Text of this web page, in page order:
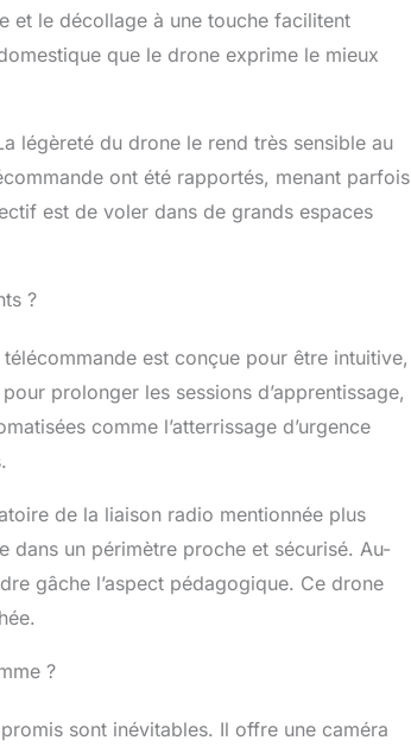
et le décollage à une touche facilitent
que le drone exprime le mieux
légèreté du drone le rend très sensible au
ont été rapportés, menant parfois
est de voler dans de grands espaces
?
est conçue pour être intuitive,
prolonger les sessions d’apprentissage,
comme l’atterrissage d’urgence
de la liaison radio mentionnée plus
dans un périmètre proche et sécurisé. Au-
gâche l’aspect pédagogique. Ce drone
?
sont inévitables. Il offre une caméra